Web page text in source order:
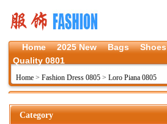
Home 2025 New Bags Shoes
Quality 0801
Home > Fashion Dress 0805 > Loro Piana 0805
Category